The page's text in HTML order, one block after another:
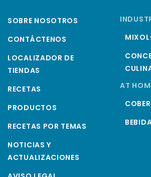
SOBRE NOSOTROS
CONTÁCTENOS
LOCALIZADOR DE
TIENDAS
RECETAS
PRODUCTOS
RECETAS POR TEMAS
NOTICIAS Y
ACTUALIZACIONES
AT